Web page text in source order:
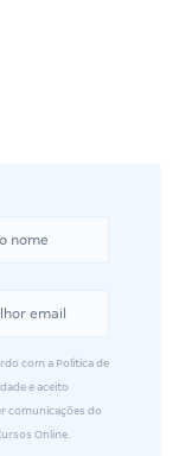
com a Política de
e aceito
comunicações do
Online.